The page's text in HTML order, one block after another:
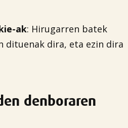
ak: Hirugarren batek
dituenak dira, eta ezin dira
denboraren